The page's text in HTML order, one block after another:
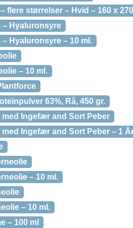
flere størrelser – Hvid – 160 x
Hyaluronsyre
Hyaluronsyre – 10 ml.
– 10 ml.
63%, Rå, 450 gr.
Ingefær and Sort Peber
Ingefær and Sort Peber – 1
– 10 ml.
– 10 ml.
– 100 ml